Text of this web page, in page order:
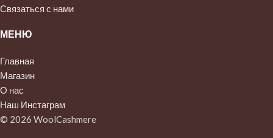
Связаться с нами
МЕНЮ
Главная
Магазин
О нас
Наш Инстаграм
© 2026 WoolCashmere